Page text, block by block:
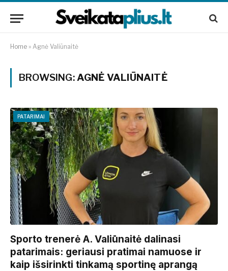
Home » Agnė Valiūnaitė
BROWSING:AGNĖ VALIŪNAITĖ
PATARIMAI
Sporto trenerė A. Valiūnaitė dalinasi
patarimais: geriausi pratimai namuose ir
kaip išsirinkti tinkamą sportinę aprangą